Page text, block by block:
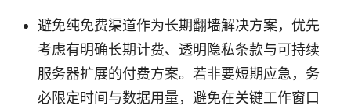
避免纯免费渠道作为长期翻墙解决方案，优先
考虑有明确长期计费、透明隐私条款与可持续
服务器扩展的付费方案。若非要短期应急，务
必限定时间与数据用量，避免在关键工作窗口